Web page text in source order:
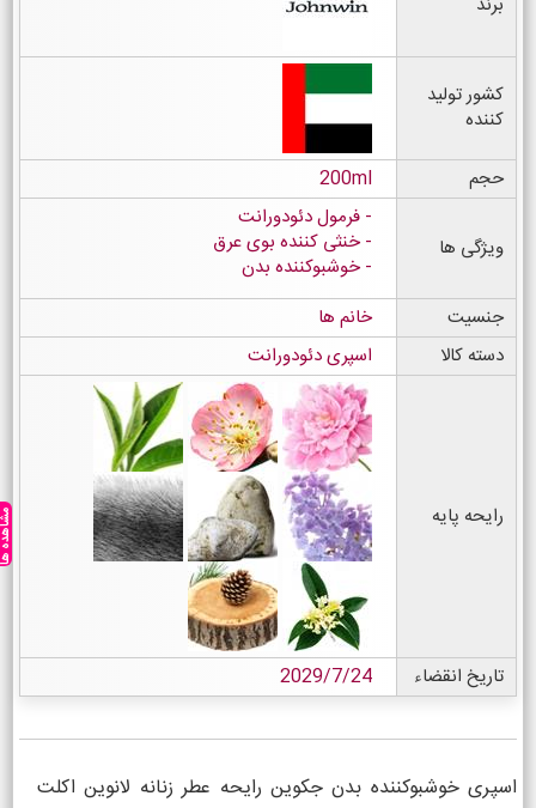
کشور تولید
کننده
حجم
200ml
ویژگی ها
فرمول دئودورانت
خنثی کننده بوی عرق
خوشبوکننده بدن
جنسیت
خانم ها
دسته کالا
اسپری دئودورانت
رایحه پایه
تاریخ انقضاء 2029/7/24
اسپری خوشبوکننده بدن جکوین رایحه عطر زنانه لانوین اکلت